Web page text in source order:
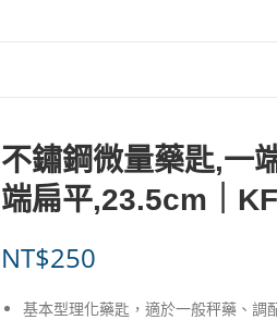
不鏽鋼微量藥匙,一
端扁平,23.5cm｜
NT$250
基本型理化藥匙，適於一般秤藥、調